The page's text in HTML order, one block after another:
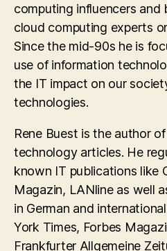
computing influencers
cloud computing experts
Since the mid-90s he is
use of information
the IT impact on our
technologies.
Rene Buest is the author
technology articles. He
known IT publications like
Magazin, LANline as well
in German and
York Times, Forbes
Frankfurter Allgemeine